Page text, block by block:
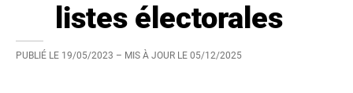
listes électorales
PUBLIÉ LE 19/05/2023 – MIS À JOUR LE 05/12/2025